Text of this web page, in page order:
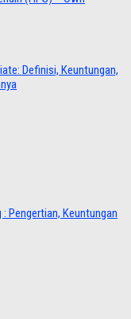
Definisi, Keuntungan,
Pengertian, Keuntungan